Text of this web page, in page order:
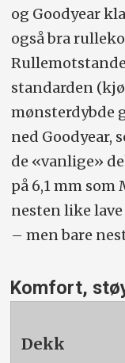
og Goodyear
også bra
standarden
mønsterdybde
ned Goodyear,
de «vanlige»
på 6,1 mm som
nesten like
– men bare
Komfort,
Dekk